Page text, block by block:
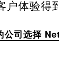
户体验得
公司选择